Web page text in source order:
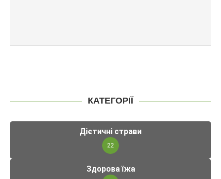
КАТЕГОРІЇ
Дієтичні страви
22
Здорова їжа